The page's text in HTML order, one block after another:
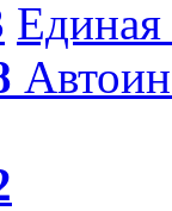
Единая